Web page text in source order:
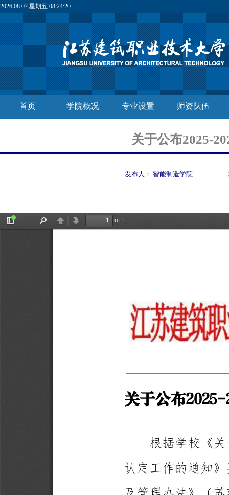
2026.08.07 星期五 08:24:20
首页 学院概况 专业设置 师资队伍
关于公布2025-
发布人： 智能制造学院